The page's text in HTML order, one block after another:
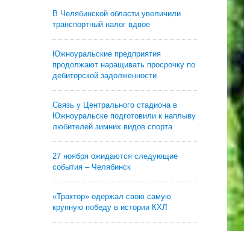
В Челябинской области увеличили
транспортный налог вдвое
Южноуральские предприятия
продолжают наращивать просрочку по
дебиторской задолженности
Связь у Центрального стадиона в
Южноуральске подготовили к наплыву
любителей зимних видов спорта
27 ноября ожидаются следующие
события – Челябинск
«Трактор» одержал свою самую
крупную победу в истории КХЛ